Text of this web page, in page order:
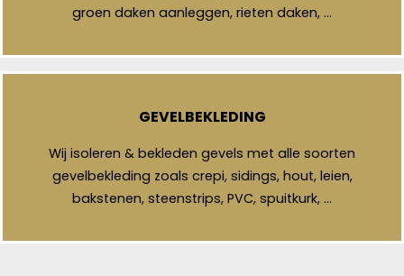
groen daken aanleggen, rieten daken, …
GEVELBEKLEDING
Wij isoleren & bekleden gevels met alle soorten
gevelbekleding zoals crepi, sidings, hout, leien,
bakstenen, steenstrips, PVC, spuitkurk, …